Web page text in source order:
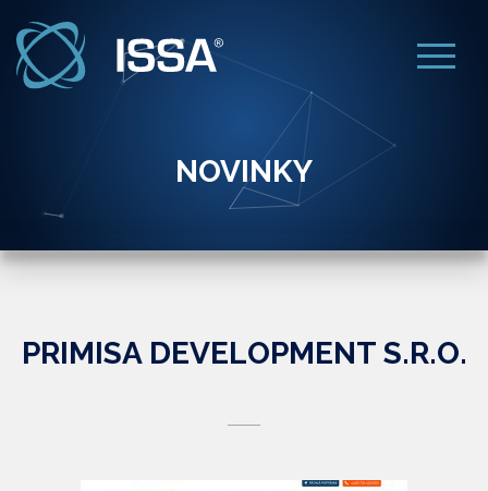
NOVINKY
PRIMISA DEVELOPMENT S.R.O.